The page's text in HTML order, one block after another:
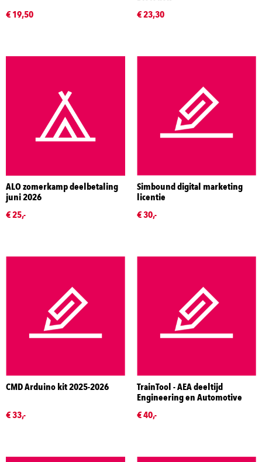
€ 19,50
€ 23,30
ALO zomerkamp deelbetaling
juni 2026
€ 25,-
Simbound digital marketing
licentie
€ 30,-
CMD Arduino kit 2025-2026
€ 33,-
TrainTool - AEA deeltijd
Engineering en Automotive
€ 40,-